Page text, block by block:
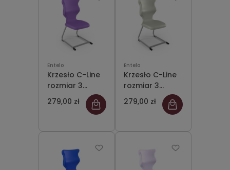
Entelo
Krzesło C-Line
rozmiar 3
siedzisko
fioletowy/stelaż
279,00 zł
Entelo
Krzesło C-Line
rozmiar 3
siedzisko jasny
szary/stelaż
279,00 zł